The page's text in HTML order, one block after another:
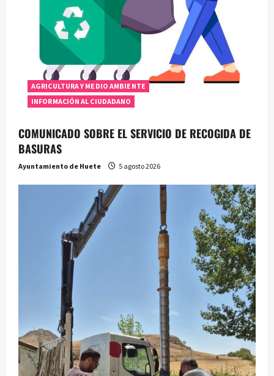
AGRICULTURA Y MEDIO AMBIENTE
INFORMACIÓN AL CIUDADANO
COMUNICADO SOBRE EL SERVICIO DE RECOGIDA DE
BASURAS
Ayuntamiento de Huete 5 agosto 2026